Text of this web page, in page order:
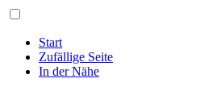
Start
Zufällige Seite
In der Nähe